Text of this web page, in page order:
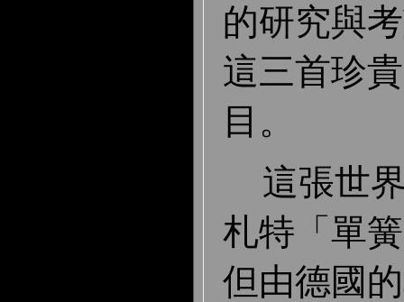
的研究與
這三首珍
目。
這張世
札特「單
但由德國